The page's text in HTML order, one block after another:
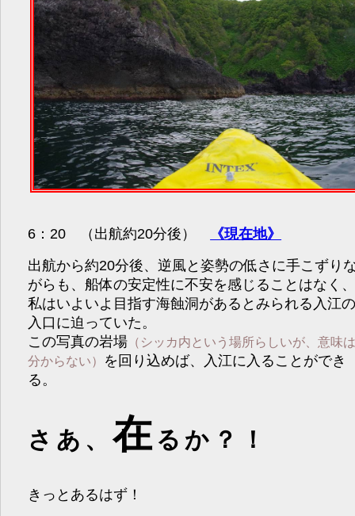
6：20 （出航約20分後）
《現在地》
出航から約20分後、逆風と姿勢の低さに手こずり
がらも、船体の安定性に不安を感じることはなく
私はいよいよ目指す海蝕洞があるとみられる入江
入口に迫っていた。
この写真の岩場 （シッカ内という場所らしいが、意味
分からない）
を回り込めば、入江に入ることができ
る。
さあ、在 るか？！
きっとあるはず！